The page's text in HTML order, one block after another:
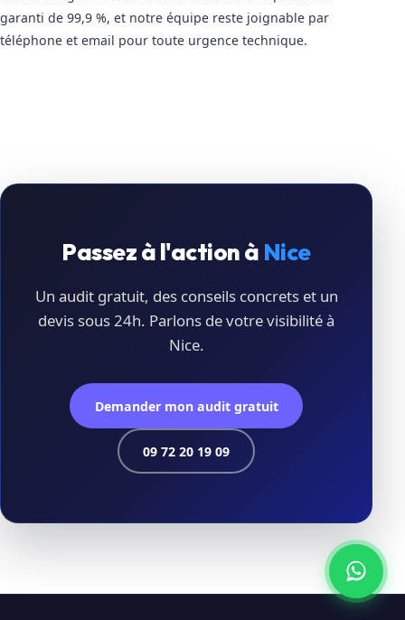
garanti de 99,9 %, et notre équipe reste joignable par
téléphone et email pour toute urgence technique.
Passez à l'action à Nice
Un audit gratuit, des conseils concrets et un
devis sous 24h. Parlons de votre visibilité à
Nice.
Demander mon audit gratuit
09 72 20 19 09